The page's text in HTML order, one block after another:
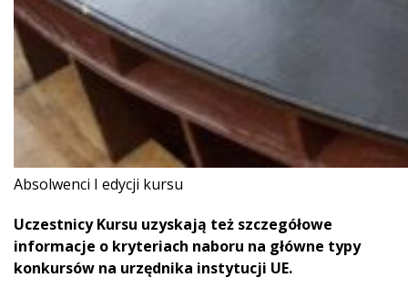
Absolwenci I edycji kursu
Uczestnicy Kursu uzyskają też szczegółowe
informacje o kryteriach naboru na główne typy
konkursów na urzędnika instytucji UE.